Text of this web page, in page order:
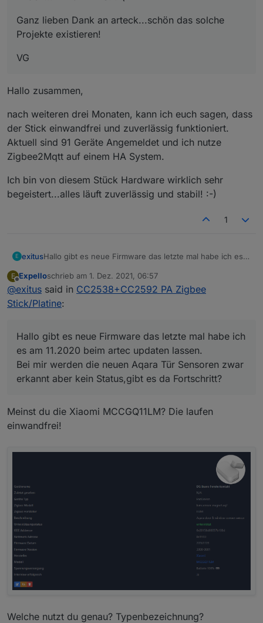
Ganz lieben Dank an arteck...schön das solche
Projekte existieren!
VG
Hallo zusammen,
nach weiteren drei Monaten, kann ich euch sagen, dass
der Stick einwandfrei und zuverlässig funktioniert.
Aktuell sind 91 Geräte Angemeldet und ich nutze
Zigbee2Mqtt auf einem HA System.
Ich bin von diesem Stück Hardware wirklich sehr
begeistert...alles läuft zuverlässig und stabil! :-)
1
E exitusHallo gibt es neue Firmware das letzte mal habe ich es
Bei mir werden die neuen Aqara Tür Sensoren zwar
erkannt aber kein Status,gibt es da Fortschritt?
E
Offline
Expelloschrieb am 1. Dez. 2021, 06:57
zuletzt editiert von
@exitus said in CC2538+CC2592 PA Zigbee
Stick/Platine:
Hallo gibt es neue Firmware das letzte mal habe ich
es am 11.2020 beim artec updaten lassen.
Bei mir werden die neuen Aqara Tür Sensoren zwar
erkannt aber kein Status,gibt es da Fortschritt?
Meinst du die Xiaomi MCCGQ11LM? Die laufen
einwandfrei!
Welche nutzt du genau? Typenbezeichnung?